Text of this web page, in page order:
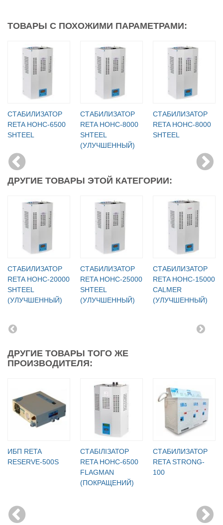
ТОВАРЫ С ПОХОЖИМИ ПАРАМЕТРАМИ:
СТАБИЛИЗАТОР
RETA НОНС-6500
SHTEEL
СТАБИЛИЗАТОР
RETA НОНС-8000
SHTEEL
(УЛУЧШЕННЫЙ)
СТАБИЛИЗАТОР
RETA НОНС-8000
SHTEEL
ДРУГИЕ ТОВАРЫ ЭТОЙ КАТЕГОРИИ:
СТАБИЛИЗАТОР
RETA НОНС-20000
SHTEEL
(УЛУЧШЕННЫЙ)
СТАБИЛИЗАТОР
RETA НОНС-25000
SHTEEL
(УЛУЧШЕННЫЙ)
СТАБИЛИЗАТОР
RETA НОНС-15000
CALMER
(УЛУЧШЕННЫЙ)
ДРУГИЕ ТОВАРЫ ТОГО ЖЕ
ПРОИЗВОДИТЕЛЯ:
ИБП RETA
RESERVE-500S
СТАБІЛІЗАТОР
RETA НОНС-6500
FLAGMAN
(ПОКРАЩЕНИЙ)
СТАБИЛИЗАТОР
RETA STRONG-
100